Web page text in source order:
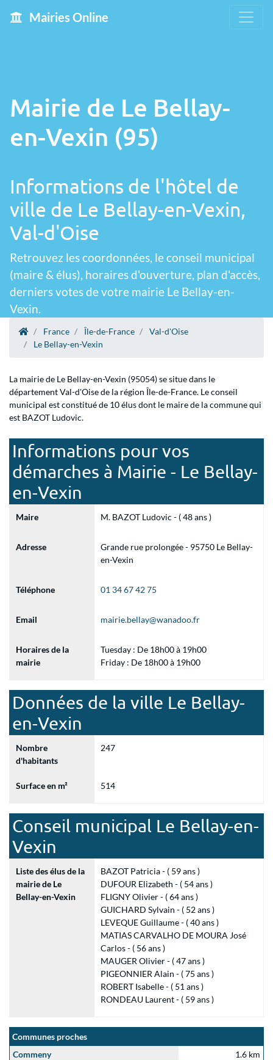
Mairies Online
Mairie de Le Bellay-
en-Vexin (95)
Informations de l'hôtel de
ville de Le Bellay-en-Vexin,
Val-d'Oise
Retrouvez les coordonnées, le conseil municipal
(maire & élus), horaires d'ouverture, plan d'accès,
derniers votes de votre mairie Le Bellay-en-
Vexin.
France Île-de-France
Val-d'Oise
Le Bellay-en-Vexin
La mairie de Le Bellay-en-Vexin (95054) se situe dans le
département Val-d'Oise de la région Île-de-France. Le conseil
municipal est constitué de 10 élus dont le maire de la commune qui
est BAZOT Ludovic.
Informations pour vos
démarches à Mairie - Le Bellay-
en-Vexin
Maire M. BAZOT Ludovic - ( 48 ans )
Adresse
Grande rue prolongée - 95750 Le Bellay-
en-Vexin
Téléphone 01 34 67 42 75
Email mairie.bellay@wanadoo.fr
Horaires de la
mairie
Tuesday : De 18h00 à 19h00
Friday : De 18h00 à 19h00
Données de la ville Le Bellay-
en-Vexin
Nombre
d'habitants
247
Surface en m² 514
Conseil municipal Le Bellay-en-
Vexin
Liste des élus de la
mairie de Le
Bellay-en-Vexin
BAZOT Patricia - ( 59 ans )
DUFOUR Elizabeth - ( 54 ans )
FLIGNY Olivier - ( 64 ans )
GUICHARD Sylvain - ( 52 ans )
LEVEQUE Guillaume - ( 40 ans )
MATIAS CARVALHO DE MOURA José
Carlos - ( 56 ans )
MAUGER Olivier - ( 47 ans )
PIGEONNIER Alain - ( 75 ans )
ROBERT Isabelle - ( 51 ans )
RONDEAU Laurent - ( 59 ans )
Communes proches
Commeny
1.6 km